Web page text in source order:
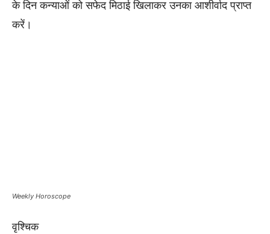
के दिन कन्याओं को सफेद मिठाई खिलाकर उनका आशीर्वाद प्राप्त
करें।
Weekly Horoscope
वृश्चिक